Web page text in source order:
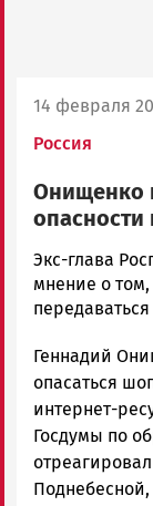
14 февраля
Россия
Онищенко
опасности
Корректор
Новости
Карелии
|
Петрозаводск
ГОВОРИТ
Экс-глава
мнение о
Геннадий
опасаться
интернет-
Госдумы по
Поднебесной,